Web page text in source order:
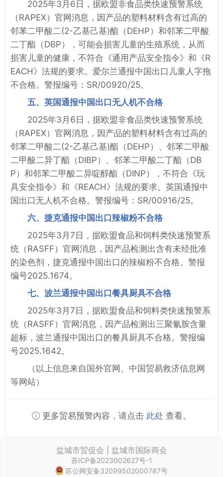
2025年3月6日，据欧盟非食品类快速预警系统
（RAPEX）官网消息，因产品的塑料材料含有过高的
邻苯二甲酸二(2-乙基己基)酯（DEHP）和邻苯二甲酸
二丁酯（DBP），可能会损害儿童的生殖系统，从而
损害儿童的健康，不符合《通用产品安全指令》和《R
EACH》法规的要求。爱尔兰通报中国出口儿童人字拖
不合格。警报编号：SR/00920/25。
五、英国通报中国出口无人机不合格
2025年3月6日，据欧盟非食品类快速预警系统
（RAPEX）官网消息，因产品的塑料材料含有过高的
邻苯二甲酸二(2-乙基己基)酯（DEHP）、邻苯二甲酸
二甲酸二异丁酯（DIBP）、邻苯二甲酸二丁酯（DB
P）和邻苯二甲酸二异啶醇酯（DINP），不符合《玩
具安全指令》和《REACH》法规的要求。英国通报中
国出口无人机不合格。警报编号：SR/00916/25。
六、捷克通报中国出口辣椒粉不合格
2025年3月7日，据欧盟食品和饲料类快速预警系
统（RASFF）官网消息，因产品检测出含有未经批准
的染色剂，捷克通报中国出口的辣椒粉不合格。警报
编号2025.1674。
七、波兰通报中国出口餐具厨具不合格
2025年3月7日，据欧盟食品和饲料类快速预警系
统（RASFF）官网消息，因产品检测出三聚氰胺含量
超标，波兰通报中国出口的餐具厨具不合格。警报编
号2025.1642。
（以上信息来自国外官网、中国贸易救济信息网
等网站）
更多贸易预警内容，请点击 此处 查看。
盐城市贸促会 | 盐城市国际商会
苏ICP备2023002627号-1
苏公网安备32099502000787号